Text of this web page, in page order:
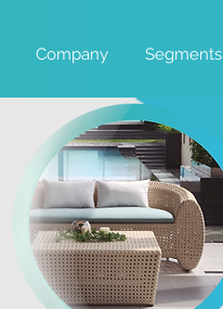
Company Segments